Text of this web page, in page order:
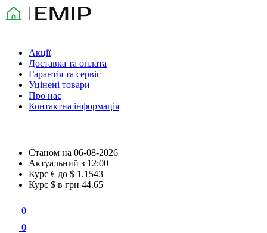
Акції
Доставка та оплата
Гарантія та сервіс
Уцінені товари
Про нас
Контактна інформація
Станом на 06-08-2026
Актуальний з 12:00
Курс € до $ 1.1543
Курс $ в грн 44.65
0
0